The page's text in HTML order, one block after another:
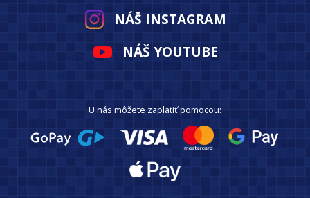
NÁŠ INSTAGRAM
NÁŠ YOUTUBE
U nás môžete zaplatiť pomocou: